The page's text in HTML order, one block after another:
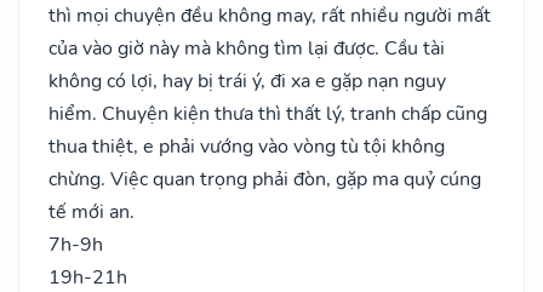
thì mọi chuyện đều không may, rất nhiều người mất
của vào giờ này mà không tìm lại được. Cầu tài
không có lợi, hay bị trái ý, đi xa e gặp nạn nguy
hiểm. Chuyện kiện thưa thì thất lý, tranh chấp cũng
thua thiệt, e phải vướng vào vòng tù tội không
chừng. Việc quan trọng phải đòn, gặp ma quỷ cúng
tế mới an.
7h-9h
19h-21h